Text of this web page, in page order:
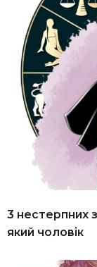
3 нестерпних
який чоловік